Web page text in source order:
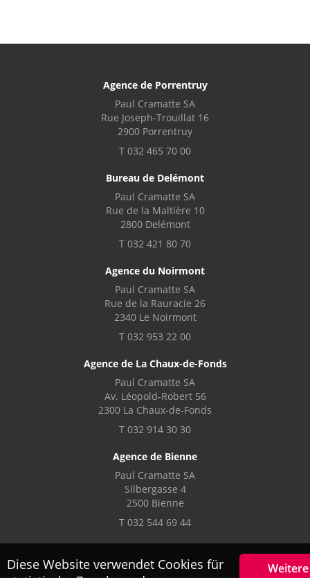
Agence de Porrentruy
Paul Cramatte SA
Rue Joseph-Trouillat 16
2900 Porrentruy
T 032 465 70 00
Bureau de Delémont
Paul Cramatte SA
Rue de la Maltière 10
2800 Delémont
T 032 421 80 70
Agence du Noirmont
Paul Cramatte SA
Rue de la Rauracie 26
2340 Le Noirmont
T 032 953 22 00
Agence de La Chaux-de-Fonds
Paul Cramatte SA
Av. Léopold-Robert 56
2300 La Chaux-de-Fonds
T 032 914 30 30
Agence de Bienne
Paul Cramatte SA
Silbergasse 4
2500 Bienne
T 032 544 69 44
Diese Website verwendet Cookies für
Weitere